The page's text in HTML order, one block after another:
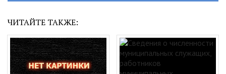
ЧИТАЙТЕ ТАКЖЕ: